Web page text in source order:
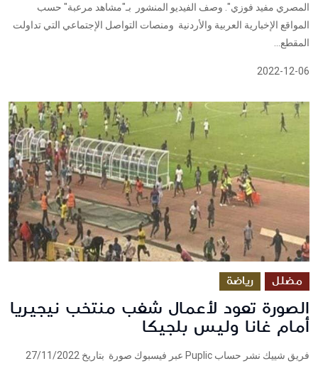
المصري مفيد فوزي". وصف الفيديو المنشور بـ"مشاهد مرعبة" حسب
المواقع الإخبارية العربية والأردنية ومنصات التواصل الإجتماعي التي تداولت
المقطع...
2022-12-06
مضلل رياضة
الصورة تعود لأعمال شغب منتخب نيجيريا
أمام غانا وليس بلجيكا
فريق شييك نشر حساب Puplic عبر فيسبوك صورة بتاريخ 27/11/2022